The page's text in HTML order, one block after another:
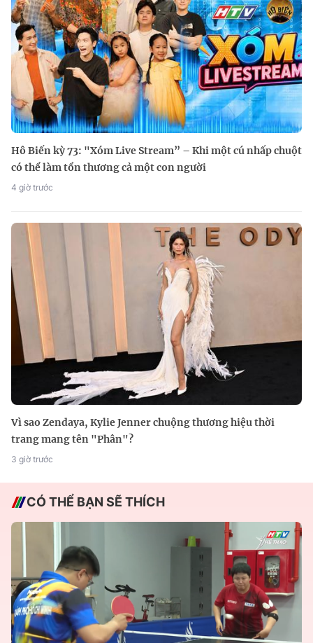
Hô Biến kỳ 73: "Xóm Live Stream” – Khi một cú nhấp chuột
có thể làm tổn thương cả một con người
4 giờ trước
Vì sao Zendaya, Kylie Jenner chuộng thương hiệu thời
trang mang tên "Phân"?
3 giờ trước
CÓ THỂ BẠN SẼ THÍCH